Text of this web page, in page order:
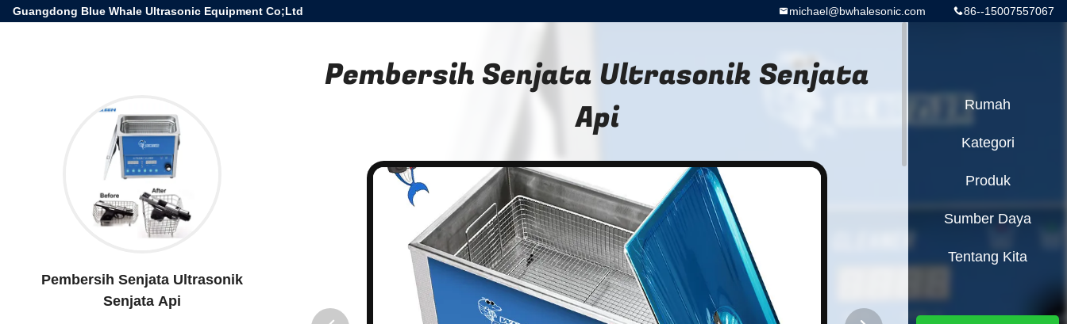
Guangdong Blue Whale Ultrasonic Equipment Co;Ltd 86--15007557067
michael@bwhalesonic.com
Pembersih Senjata Ultrasonik
Senjata Api
Pembersih Senjata Ultrasonik Senjata
Api
Rumah
Kategori
Produk
Sumber Daya
Tentang Kita